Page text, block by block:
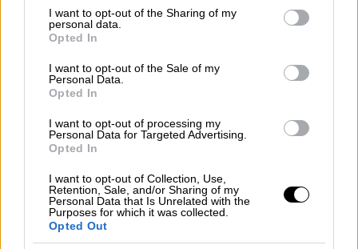
not limited to your visit or usage behaviour. You may click to
grant or deny consent to Google and its third-party tags to
use your data for below specified purposes in below Google
consent section.
I want to opt-out of the Sharing of my
personal data.
Opted In
I want to opt-out of the Sale of my
Personal Data.
Opted In
I want to opt-out of processing my
Personal Data for Targeted Advertising.
Opted In
I want to opt-out of Collection, Use,
Retention, Sale, and/or Sharing of my
Personal Data that Is Unrelated with the
Purposes for which it was collected.
Opted Out
Η γυναίκα εντοπίστηκε νεκρή στη μέση του
ΠάρνηθοςκαιΑριστοτέλους. Τη σορό
εξετάζειιατροδικαστής μικροσκοπικά
τους αστυνομικούς ναπραγματοποιούν
έρευνα γιαάλλα στοιχείαεκτός από το
μαχαίρι που θαδιευκολύνουντο